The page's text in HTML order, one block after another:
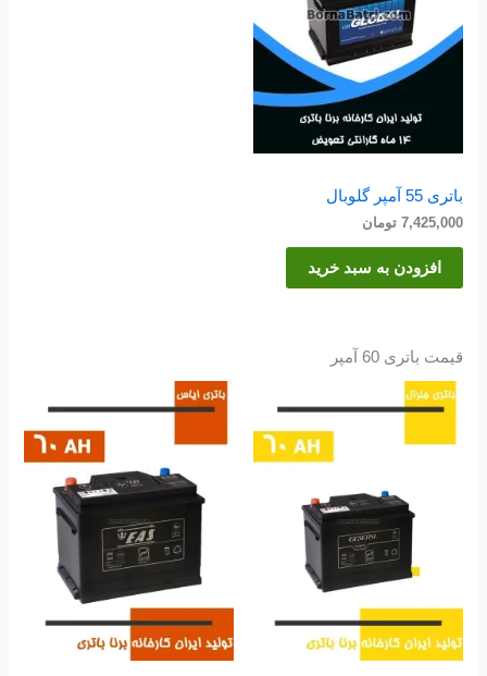
باتری 55 آمپر گلوبال
7,425,000 تومان
افزودن به سبد خرید
قیمت باتری 60 آمپر